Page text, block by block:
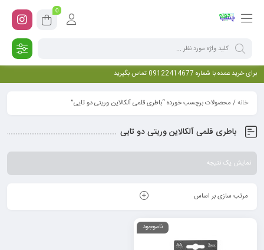
0
برای خرید عمده با شماره 09122414677 تماس بگیرید
خانه/ محصولات برچسب خورده “باطری قلمی آلکالاین وریتی دو تایی”
باطری قلمی آلکالاین وریتی دو تایی
نمایش یک نتیجه
مرتب سازی بر اساس
ناموجود